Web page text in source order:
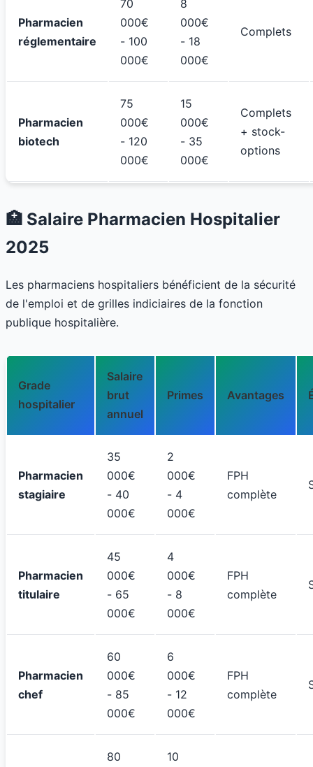
Pharmacien
réglementaire
70
000€
- 100
000€
8
000€
- 18
000€
Complets
Pharmacien
biotech
75
000€
- 120
000€
15
000€
- 35
000€
Complets
+ stock-
options
🏥 Salaire Pharmacien Hospitalier
2025
Les pharmaciens hospitaliers bénéficient de la sécurité
de l'emploi et de grilles indiciaires de la fonction
publique hospitalière.
Grade
hospitalier
Salaire
brut
annuel
Primes Avantages
Pharmacien
stagiaire
35
000€
- 40
000€
2
000€
- 4
000€
FPH
complète
Pharmacien
titulaire
45
000€
- 65
000€
4
000€
- 8
000€
FPH
complète
Pharmacien
chef
60
000€
- 85
000€
6
000€
- 12
000€
FPH
complète
80
10